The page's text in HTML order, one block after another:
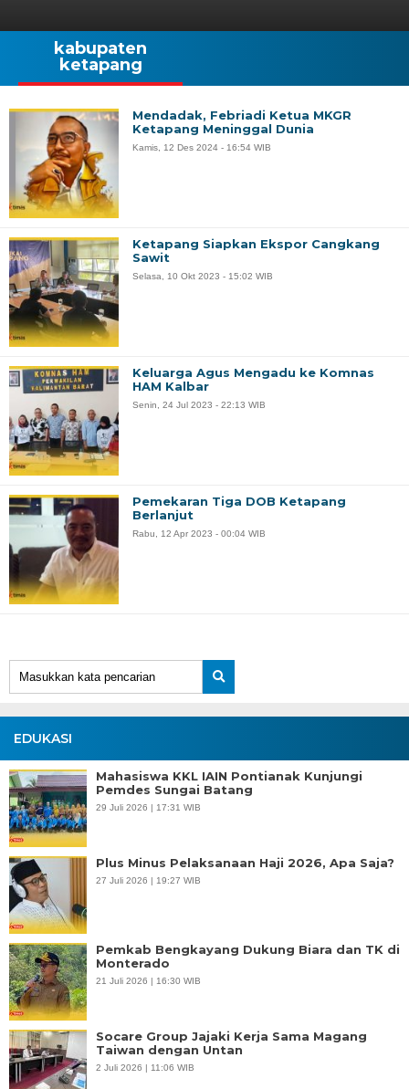
EDUKASI
Mahasiswa KKL IAIN Pontianak Kunjungi
Pemdes Sungai Batang
29 Juli 2026 | 17:31 WIB
Plus Minus Pelaksanaan Haji 2026, Apa Saja?
27 Juli 2026 | 19:27 WIB
Pemkab Bengkayang Dukung Biara dan TK di
Monterado
21 Juli 2026 | 16:30 WIB
Socare Group Jajaki Kerja Sama Magang
Taiwan dengan Untan
2 Juli 2026 | 11:06 WIB
kabupaten
ketapang
Mendadak, Febriadi Ketua MKGR
Ketapang Meninggal Dunia
Kamis, 12 Des 2024 - 16:54 WIB
Ketapang Siapkan Ekspor Cangkang
Sawit
Selasa, 10 Okt 2023 - 15:02 WIB
Keluarga Agus Mengadu ke Komnas
HAM Kalbar
Senin, 24 Jul 2023 - 22:13 WIB
Pemekaran Tiga DOB Ketapang
Berlanjut
Rabu, 12 Apr 2023 - 00:04 WIB